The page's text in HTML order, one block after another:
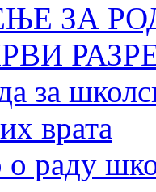
ЗА
за
врата
раду